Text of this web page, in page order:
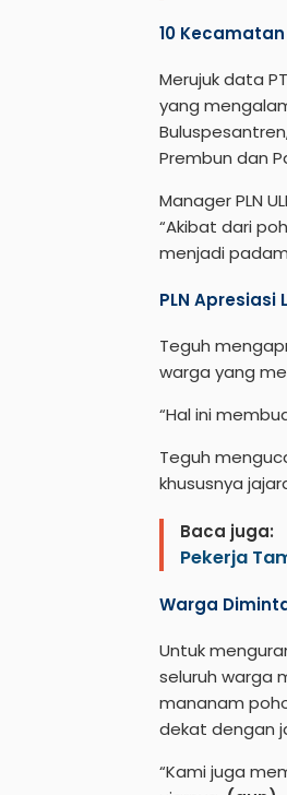
10
Merujuk data
yang
Prembun dan
Manager PLN
“Akibat dari
menjadi
PLN Apresiasi
Teguh
warga yang
“Hal ini
Teguh
khususnya
Baca juga:
Pekerja
Warga
Untuk
seluruh warga
mananam
dekat dengan
“Kami juga